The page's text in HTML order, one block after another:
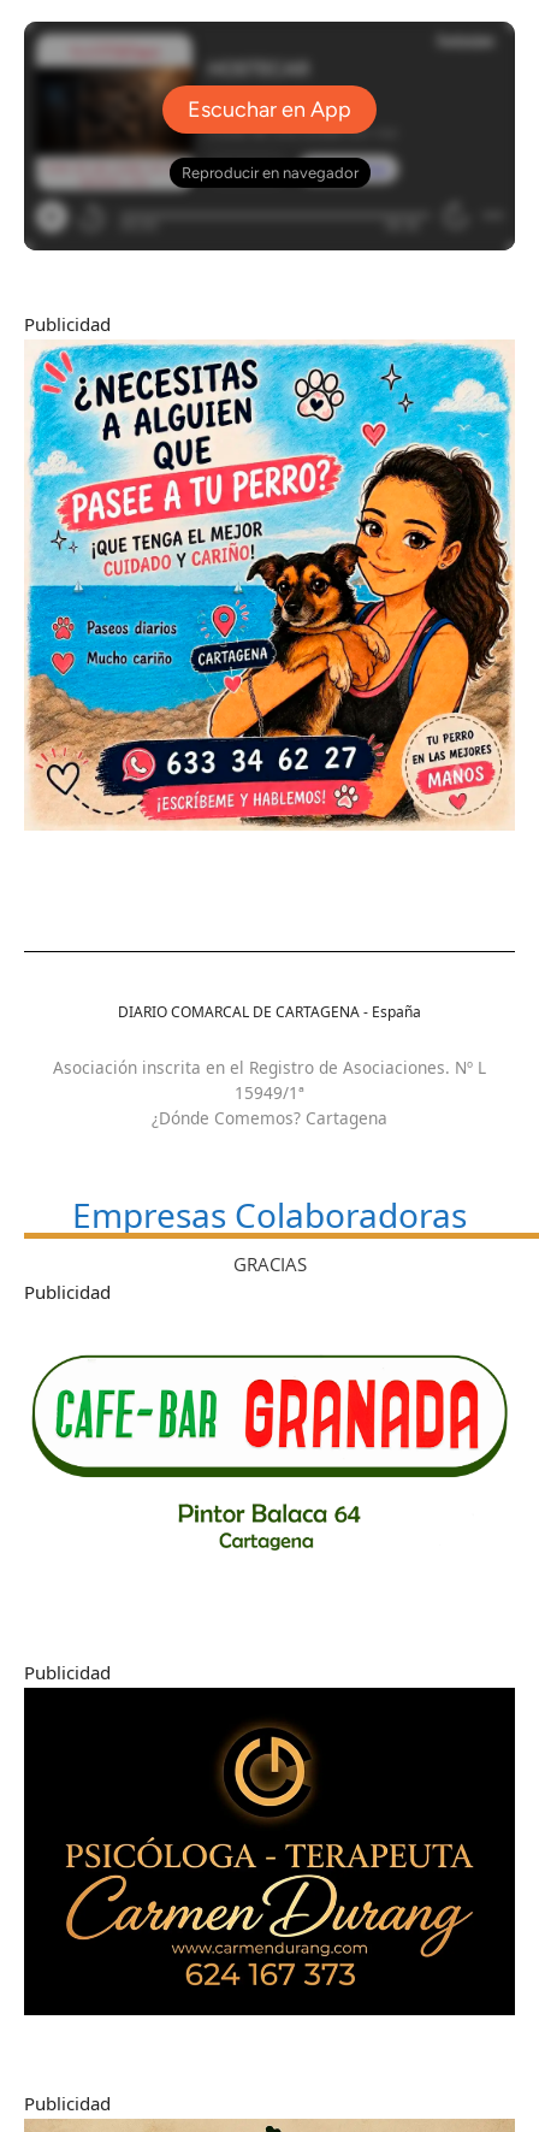
Publicidad
DIARIO COMARCAL DE CARTAGENA - España
Asociación inscrita en el Registro de Asociaciones. Nº L
15949/1ª
¿Dónde Comemos? Cartagena
Empresas Colaboradoras
GRACIAS
Publicidad
Publicidad
Publicidad